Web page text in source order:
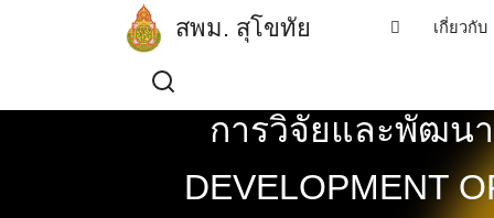
สพม. สุโขทัย เกี่ยวกับ
การวิจัยและพัฒนา
DEVELOPMENT